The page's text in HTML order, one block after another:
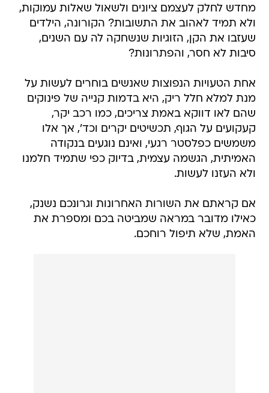
מחדש לחלק לעצמם ציונים ולשאול שאלות עמוקות,
ולא תמיד לאהוב את התשובות? הקורונה, הילדים
שעזבו את הקן, הזוגיות שנשחקה לה עם השנים,
סיבות לא חסר, והפתרונות?
אחת הטעויות הנפוצות שאנשים בוחרים לעשות על
מנת למלא חלל ריק, היא בדמות קנייה של פינוקים
שהם לאו דווקא באמת צריכים, כמו רכב יקר,
קעקועים על הגוף, תכשיטים יקרים וכד', אך אלו
משמשים כפלסטר רגעי, ואינם נוגעים בנקודה
האמיתית, הגשמה עצמית, בדיוק כפי שתמיד חלמנו
ולא העזנו לעשות.
אם קראתם את השורות האחרונות וגרונכם נשנק,
כאילו מדובר במראה שמביטה בכם ומספרת את
האמת, שלא תיפול רוחכם.